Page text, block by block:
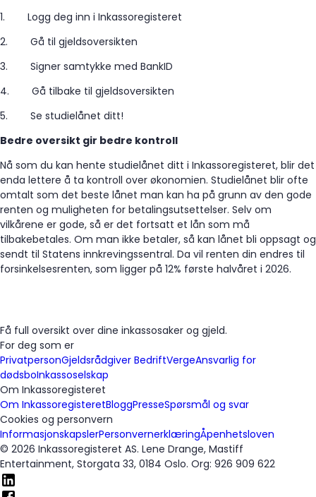
1. Logg deg inn i Inkassoregisteret
2. Gå til gjeldsoversikten
3. Signer samtykke med BankID
4. Gå tilbake til gjeldsoversikten
5. Se studielånet ditt!
Bedre oversikt gir bedre kontroll
Nå som du kan hente studielånet ditt i Inkassoregisteret, blir det
enda lettere å ta kontroll over økonomien. Studielånet blir ofte
omtalt som det beste lånet man kan ha på grunn av den gode
renten og muligheten for betalingsutsettelser. Selv om
vilkårene er gode, så er det fortsatt et lån som må
tilbakebetales. Om man ikke betaler, så kan lånet bli oppsagt og
sendt til Statens innkrevingssentral. Da vil renten din endres til
forsinkelsesrenten, som ligger på 12% første halvåret i 2026.
Få full oversikt over dine inkassosaker og gjeld.
For deg som er
PrivatpersonGjeldsrådgiver BedriftVergeAnsvarlig for
dødsboInkassoselskap
Om Inkassoregisteret
Om InkassoregisteretBloggPresseSpørsmål og svar
Cookies og personvern
InformasjonskapslerPersonvernerklæringÅpenhetsloven
© 2026 Inkassoregisteret AS. Lene Drange, Mastiff
Entertainment, Storgata 33, 0184 Oslo. Org: 926 909 622